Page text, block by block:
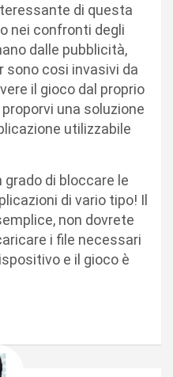
di questa
nei confronti degli
dalle pubblicità,
sono cosi invasivi da
il gioco dal proprio
una soluzione
utilizzabile
grado di bloccare le
di vario tipo! Il
non dovrete
i file necessari
e il gioco è